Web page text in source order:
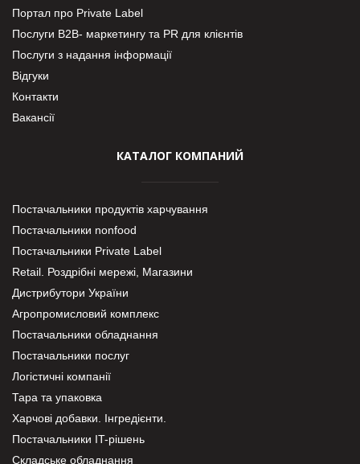
Портал про Private Label
Послуги В2В- маркетингу та PR для клієнтів
Послуги з надання інформації
Відгуки
Контакти
Вакансії
КАТАЛОГ КОМПАНИЙ
Постачальники продуктів харчування
Постачальники nonfood
Постачальники Private Label
Retail. Роздрібні мережі, Магазини
Дистрибутори України
Агропромисловий комплекс
Постачальники обладнання
Постачальники послуг
Логістичні компанії
Тара та упаковка
Харчові добавки. Інгредієнти.
Постачальники IT-рішень
Складське обладнання